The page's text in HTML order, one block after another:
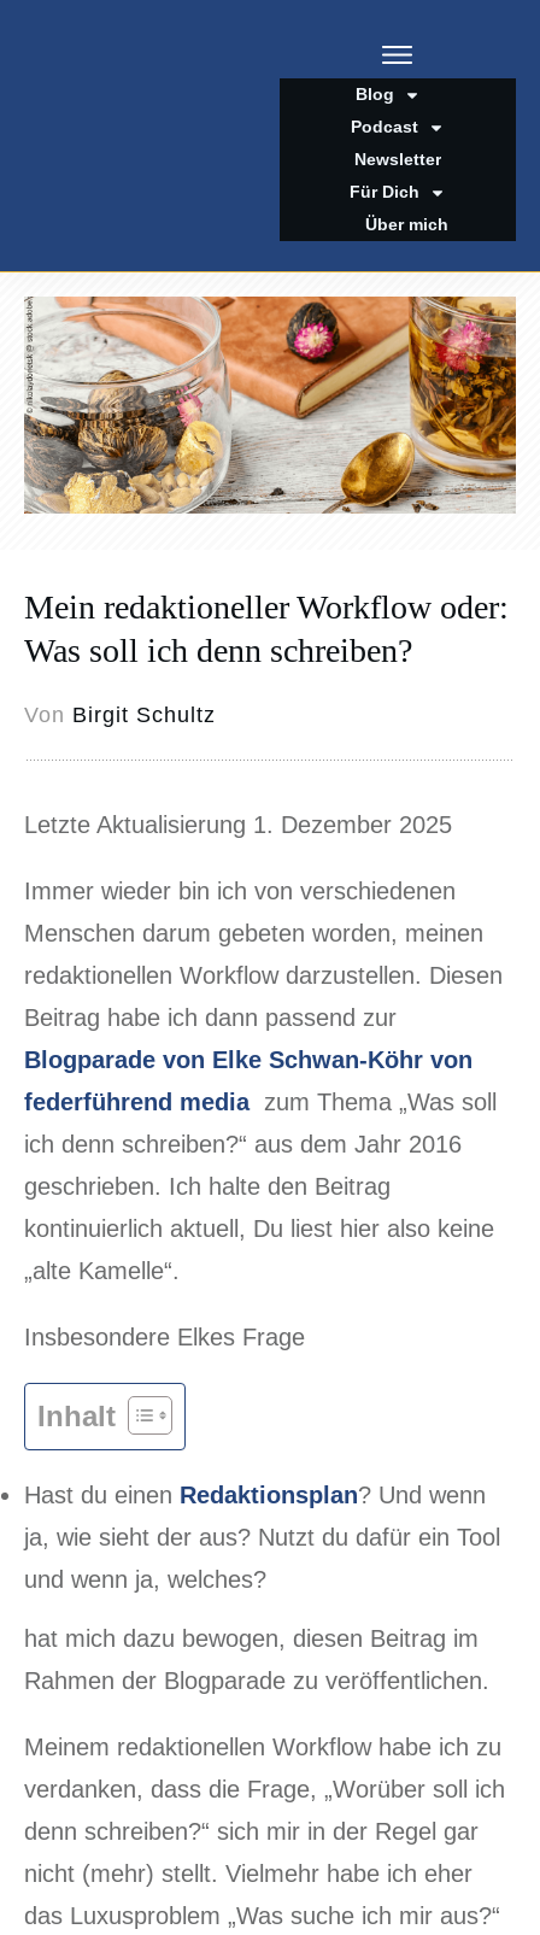
Blog
Podcast
Newsletter
Für Dich
Über mich
Mein redaktioneller Workflow oder:
Was soll ich denn schreiben?
Von Birgit Schultz
Letzte Aktualisierung 1. Dezember 2025
Immer wieder bin ich von verschiedenen
Menschen darum gebeten worden, meinen
redaktionellen Workflow darzustellen. Diesen
Beitrag habe ich dann passend zur
Blogparade von Elke Schwan-Köhr von
federführend mediazum Thema „Was soll
ich denn schreiben?“ aus dem Jahr 2016
geschrieben. Ich halte den Beitrag
kontinuierlich aktuell, Du liest hier also keine
„alte Kamelle“.
Insbesondere Elkes Frage
Inhalt
Hast du einen Redaktionsplan? Und wenn
ja, wie sieht der aus? Nutzt du dafür ein Tool
und wenn ja, welches?
hat mich dazu bewogen, diesen Beitrag im
Rahmen der Blogparade zu veröffentlichen.
Meinem redaktionellen Workflow habe ich zu
verdanken, dass die Frage, „Worüber soll ich
denn schreiben?“ sich mir in der Regel gar
nicht (mehr) stellt. Vielmehr habe ich eher
das Luxusproblem „Was suche ich mir aus?“